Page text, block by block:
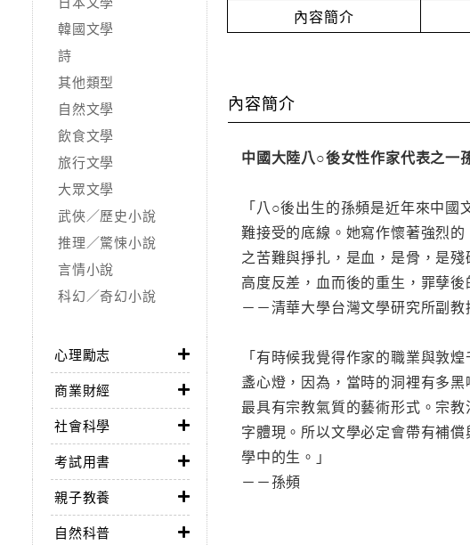
韓國文學
詩
其他類型
自然文學
飲食文學
旅行文學
大眾文學
武俠／歷史小說
推理／驚悚小說
言情小說
科幻／奇幻小說
心理勵志
商業財經
社會科學
考試用書
親子教養
自然科普
內容簡介
內容簡介
中國大陸八○後女性作家代表之一
「八○後出生的孫頻是近年來中
難接受的底線。她寫作懷著強烈
之苦難與掙扎，是血，是骨，是
高度反差，血而後的重生，罪孽
－－清華大學台灣文學研究所副
「有時候我覺得作家的職業與敦
盞心燈，因為，當時的洞裡有多
最具有宗教氣質的藝術形式。宗
字體現。所以文學必定會帶有補
學中的生。」
－－孫頻